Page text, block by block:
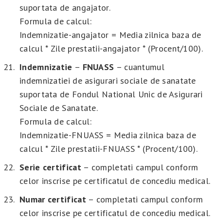
suportata de angajator.
Formula de calcul:
Indemnizatie-angajator = Media zilnica baza de
calcul * Zile prestatii-angajator * (Procent/100).
Indemnizatie – FNUASS – cuantumul
indemnizatiei de asigurari sociale de sanatate
suportata de Fondul National Unic de Asigurari
Sociale de Sanatate.
Formula de calcul:
Indemnizatie-FNUASS = Media zilnica baza de
calcul * Zile prestatii-FNUASS * (Procent/100).
Serie certificat– completati campul conform
celor inscrise pe certificatul de concediu medical.
Numar certificat– completati campul conform
celor inscrise pe certificatul de concediu medical.